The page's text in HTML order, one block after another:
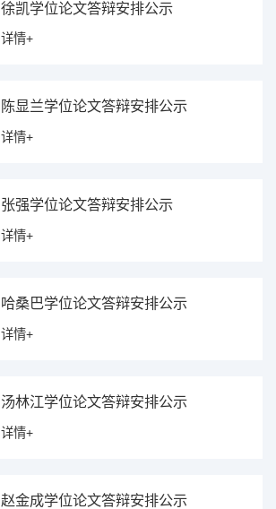
徐凯学位论文答辩安排公示
详情+
陈显兰学位论文答辩安排公示
详情+
张强学位论文答辩安排公示
详情+
哈桑巴学位论文答辩安排公示
详情+
汤林江学位论文答辩安排公示
详情+
赵金成学位论文答辩安排公示